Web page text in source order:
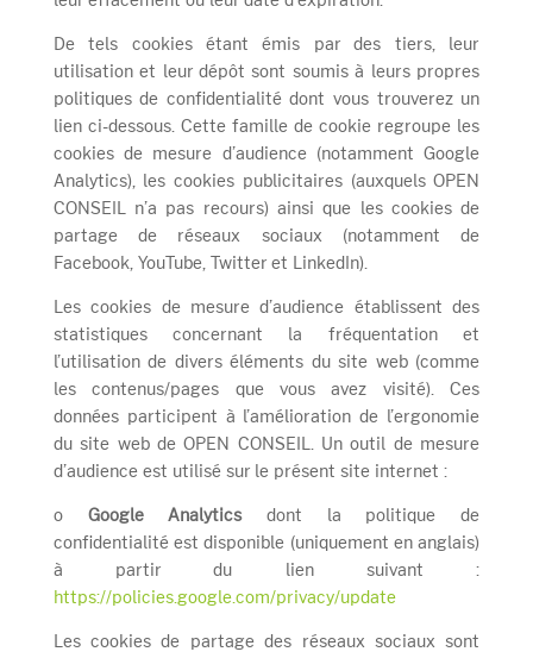
De tels cookies étant émis par des tiers, leur
utilisation et leur dépôt sont soumis à leurs propres
politiques de confidentialité dont vous trouverez un
lien ci-dessous. Cette famille de cookie regroupe les
cookies de mesure d’audience (notamment Google
Analytics), les cookies publicitaires (auxquels OPEN
CONSEIL n’a pas recours) ainsi que les cookies de
partage de réseaux sociaux (notamment de
Facebook, YouTube, Twitter et LinkedIn).
Les cookies de mesure d’audience établissent des
statistiques concernant la fréquentation et
l’utilisation de divers éléments du site web (comme
les contenus/pages que vous avez visité). Ces
données participent à l’amélioration de l’ergonomie
du site web de OPEN CONSEIL. Un outil de mesure
d’audience est utilisé sur le présent site internet :
o Google Analyticsdont la politique de
confidentialité est disponible (uniquement en anglais)
à partir du lien suivant :
https://policies.google.com/privacy/update
Les cookies de partage des réseaux sociaux sont